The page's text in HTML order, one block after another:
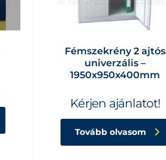
Fémszekrény 2 ajtós
univerzális –
1950x950x400mm
Kérjen ajánlatot!
Tovább olvasom